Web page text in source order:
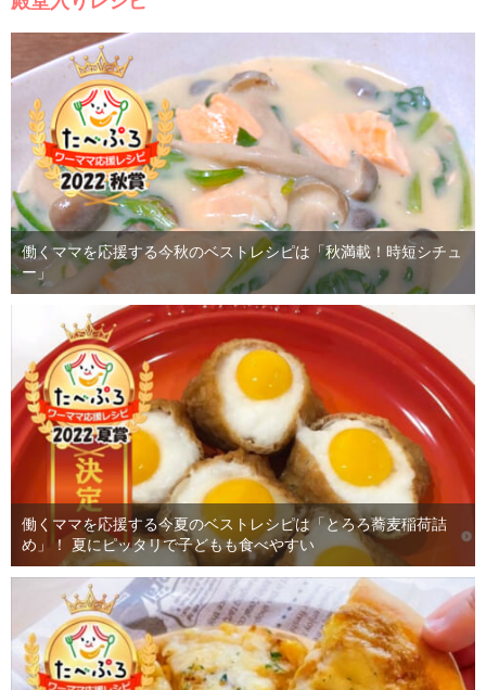
働くママを応援する今秋のベストレシピは「秋満載！時短シチュ
ー」
働くママを応援する今夏のベストレシピは「とろろ蕎麦稲荷詰
め」！ 夏にピッタリで子どもも食べやすい